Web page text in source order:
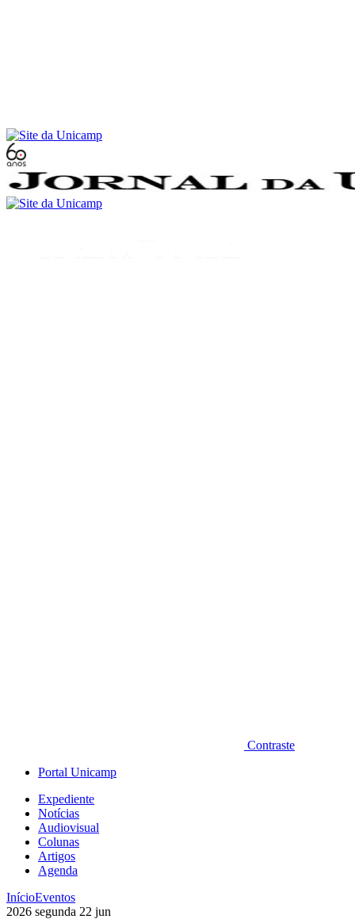
Contraste
Portal Unicamp
Expediente
Notícias
Audiovisual
Colunas
Artigos
Agenda
InícioEventos
2026 segunda 22 jun